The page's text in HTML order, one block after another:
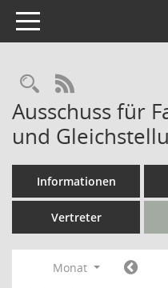
Toggle navigation
RSS-Feed
Ausschuss für
und
Informationen
Vertreter
Monat